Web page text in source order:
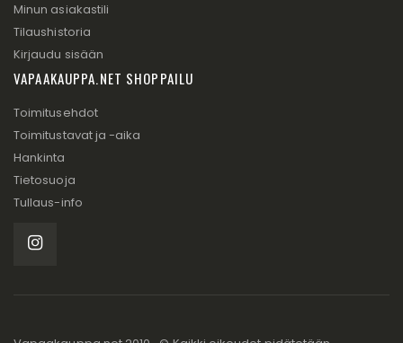
Minun asiakastili
Tilaushistoria
Kirjaudu sisään
VAPAAKAUPPA.NET SHOPPAILU
Toimitusehdot
Toimitustavat ja -aika
Hankinta
Tietosuoja
Tullaus-info